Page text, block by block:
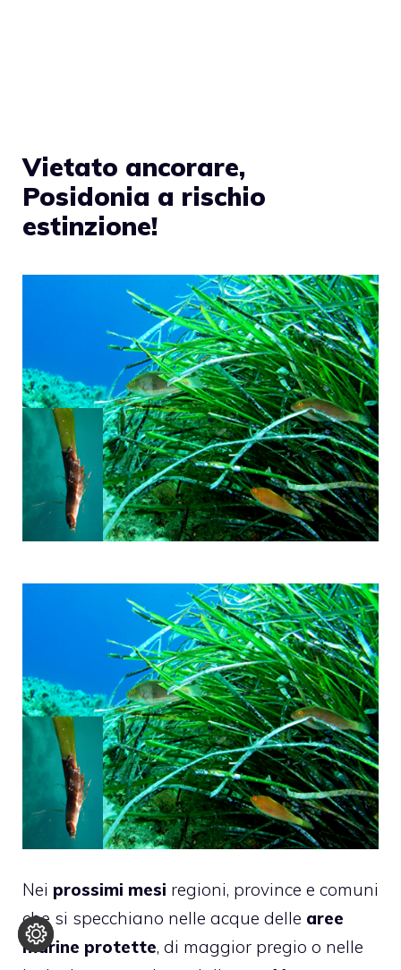
Vietato ancorare,
Posidonia a rischio
estinzione!
Nei prossimi mesi regioni, province e comuni
che si specchiano nelle acque delle aree
marine protette, di maggior pregio o nelle